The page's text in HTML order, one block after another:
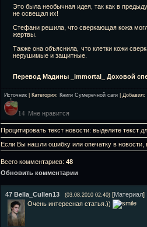
Это была необычная идея, так как в
не освещал их!
Стефани решила, что сверкающая кожа
жертвы.
Также она объяснила, что клетки кожи
нерушимые и защитные.
Перевод Мадины _immortal_ Доховой
Источник Категория: Книги Сумеречной саги Добавил:
14 Мне нравится
Процитировать текст новости: выделите текст
Если Вы нашли ошибку или опечатку в новости,
Всего комментариев: 48
Обновить комментарии
47 Bella_Cullen13 (03.08.2010 02:40) [Материал]
Очень интересная статья.))